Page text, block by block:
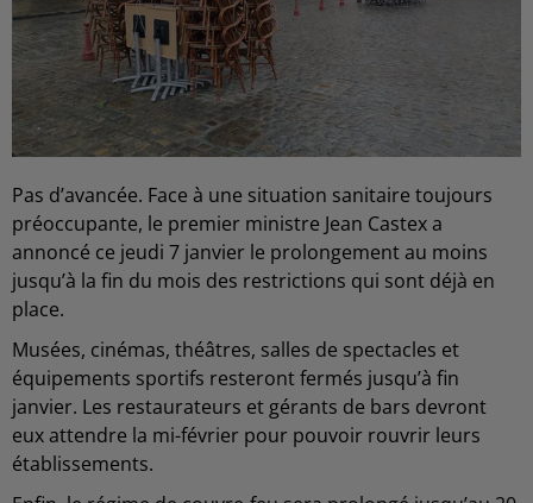
Pas d’avancée. Face à une situation sanitaire toujours
préoccupante, le premier ministre Jean Castex a
annoncé ce jeudi 7 janvier le prolongement au moins
jusqu’à la fin du mois des restrictions qui sont déjà en
place.
Musées, cinémas, théâtres, salles de spectacles et
équipements sportifs resteront fermés jusqu’à fin
janvier. Les restaurateurs et gérants de bars devront
eux attendre la mi-février pour pouvoir rouvrir leurs
établissements.